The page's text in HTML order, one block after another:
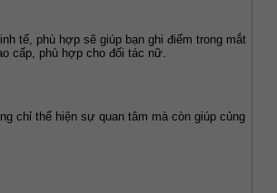
tế, phù hợp sẽ giúp bạn ghi điểm trong mắt
cấp, phù hợp cho đối tác nữ.
chỉ thể hiện sự quan tâm mà còn giúp củng